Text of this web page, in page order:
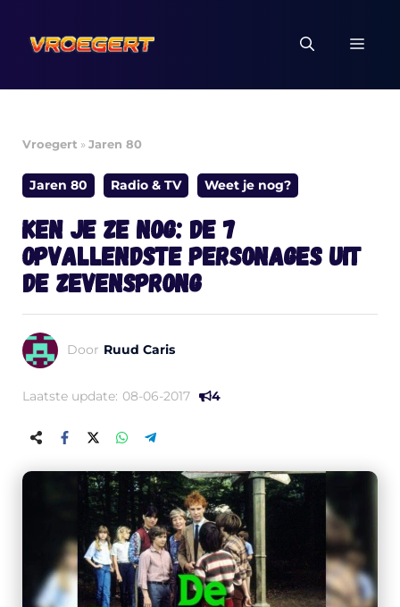
naar
inhoud
Vroegert »Jaren 80
Jaren 80 Radio & TV Weet je nog?
Ken je ze nog: de 7
opvallendste personages uit
De Zevensprong
Door Ruud Caris
Laatste update: 08-06-2017 4